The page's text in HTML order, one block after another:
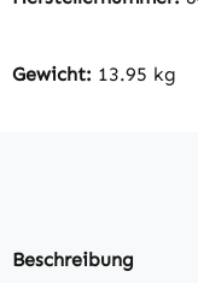
Gewicht: 13.95 kg
Beschreibung